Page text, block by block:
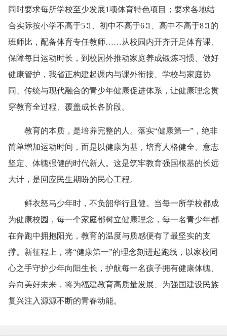
同时要求每所学校至少发展1项体育特色项目；要求各地结
合实际按小学不高于5∶1、初中不高于6∶1、高中不高于8∶1的
班师比，配备体育专任教师……从校园内开齐开足体育课、
保障每日运动时长，到校园外推动家庭养成锻炼习惯、做好
健康管护，我省正构建起课内与课外衔接、学校与家庭协
同、传统与现代融合的青少年健康促进体系，让健康理念贯
穿教育全过程、覆盖成长各阶段。
教育的本质，是培养完整的人。落实“健康第一”，绝非
简单增加运动时间，而是以健康为基，培育人格健全、意志
坚定、体魄强健的时代新人。这是筑牢教育强国根基的长远
大计，是回应民生期盼的民心工程。
鲜衣怒马少年时，不负韶华行且健。当每一所学校都成
为健康校园，每一个家庭都树立健康理念，每一名青少年都
在奔跑中拥抱阳光，教育的温度与质感便有了最坚实的支
撑。新征程上，将“健康第一”的理念刻进起跑线，以家校同
心之手守护少年向阳生长，护航每一名孩子拥有健康体魄、
奔向美好未来，将为福建教育高质量发展、为强国建设民族
复兴注入源源不断的青春动能。